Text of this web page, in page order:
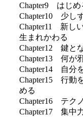
Chapter9 はじめ
Chapter10 少し
Chapter11 新し
生まれかわる
Chapter12 鍵と
Chapter13 何が
Chapter14 自分
Chapter15 行動
める
Chapter16 テク
Chapter17 集中